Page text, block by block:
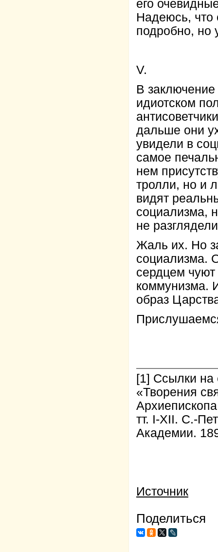
его
Надеюсь, что
подробно, но
V.
В заключение
идиотском
дальше они
увидели в
самое
нем
тролли, но и
видят
социализма,
не
Жаль их. Но
социализма.
сердцем
коммунизма.
образ
[1] Ссылки на
«Творения
тт. I-XII. С.-
Академии.
Источник
Поделиться